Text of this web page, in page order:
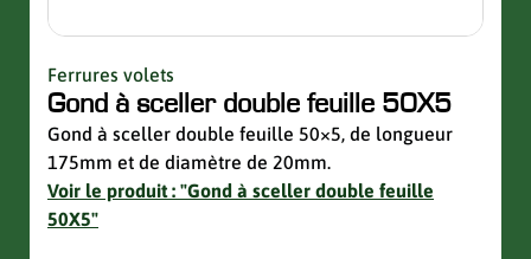
Ferrures volets
Gond à sceller double feuille 50X5
Gond à sceller double feuille 50×5, de longueur
175mm et de diamètre de 20mm.
Voir le produit : "Gond à sceller double feuille
50X5"